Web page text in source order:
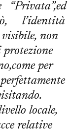
“Privata”,ed
l’identità
non
protezione
per
locale,
relative